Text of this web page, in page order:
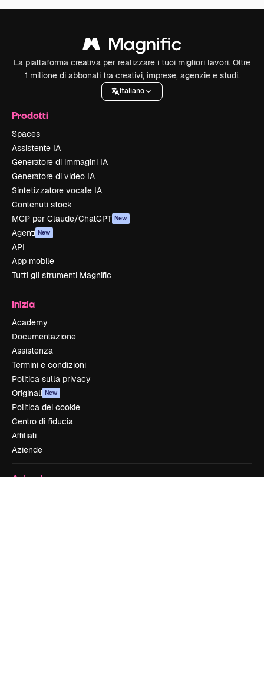
La piattaforma creativa per realizzare i tuoi migliori lavori. Oltre
1 milione di abbonati tra creativi, imprese, agenzie e studi.
Italiano
Prodotti
Spaces
Assistente IA
Generatore di immagini IA
Generatore di video IA
Sintetizzatore vocale IA
Contenuti stock
MCP per Claude/ChatGPT New
Agenti New
API
App mobile
Tutti gli strumenti Magnific
Inizia
Academy
Documentazione
Assistenza
Termini e condizioni
Politica sulla privacy
Originali New
Politica dei cookie
Centro di fiducia
Affiliati
Aziende
Azienda